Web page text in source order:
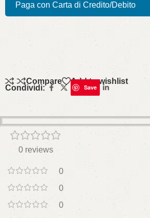
Paga con Carta di Credito/Debito
Compare Add to wishlist
Condividi: Save
0 reviews
0
0
0